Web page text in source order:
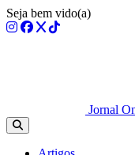
Seja bem vido(a)
Jornal